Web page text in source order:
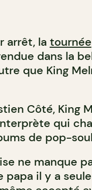
arrêt, la tournée
dans la
que King
Côté, King
qui
de pop-
ne manque
il y a